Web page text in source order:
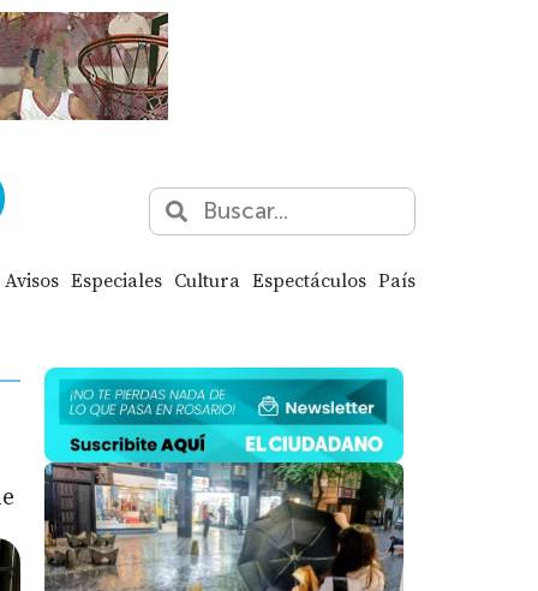
Avisos Especiales Cultura Espectáculos País